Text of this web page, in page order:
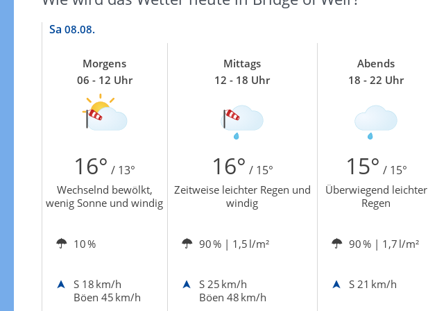
Sa 08.08.
Morgens
06 - 12 Uhr
Mittags
12 - 18 Uhr
Abends
18 - 22 Uhr
16° / 13° 16° / 15° 15° / 15°
Wechselnd bewölkt,
wenig Sonne und windig
Zeitweise leichter Regen und
windig
Überwiegend leichter
Regen
10 % 90 % | 1,5 l/m² 90 % | 1,7 l/m²
S 18 km/h
Böen 45 km/h
S 25 km/h
Böen 48 km/h
S 21 km/h